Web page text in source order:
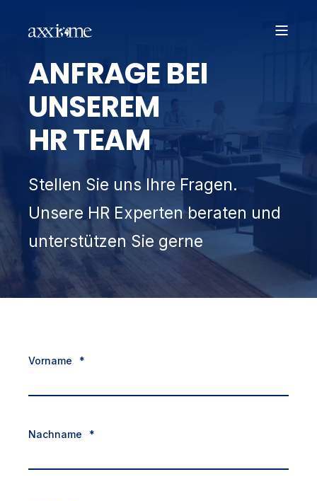
ANFRAGE BEI
UNSEREM
HR TEAM
Stellen Sie uns Ihre Fragen.
Unsere HR Experten beraten und
unterstützen Sie gerne
Vorname *
Nachname *